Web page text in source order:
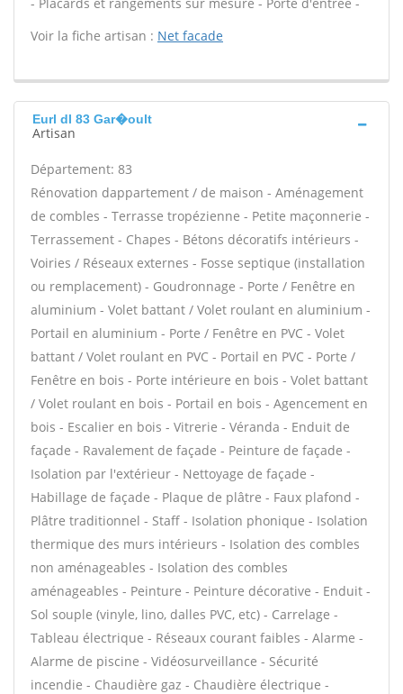
Voir la fiche artisan : Net facade
Eurl dl 83 Gar�oult
Artisan
Département: 83
Rénovation dappartement / de maison - Aménagement
de combles - Terrasse tropézienne - Petite maçonnerie -
Terrassement - Chapes - Bétons décoratifs intérieurs -
Voiries / Réseaux externes - Fosse septique (installation
ou remplacement) - Goudronnage - Porte / Fenêtre en
aluminium - Volet battant / Volet roulant en aluminium -
Portail en aluminium - Porte / Fenêtre en PVC - Volet
battant / Volet roulant en PVC - Portail en PVC - Porte /
Fenêtre en bois - Porte intérieure en bois - Volet battant
/ Volet roulant en bois - Portail en bois - Agencement en
bois - Escalier en bois - Vitrerie - Véranda - Enduit de
façade - Ravalement de façade - Peinture de façade -
Isolation par l'extérieur - Nettoyage de façade -
Habillage de façade - Plaque de plâtre - Faux plafond -
Plâtre traditionnel - Staff - Isolation phonique - Isolation
thermique des murs intérieurs - Isolation des combles
non aménageables - Isolation des combles
aménageables - Peinture - Peinture décorative - Enduit -
Sol souple (vinyle, lino, dalles PVC, etc) - Carrelage -
Tableau électrique - Réseaux courant faibles - Alarme -
Alarme de piscine - Vidéosurveillance - Sécurité
incendie - Chaudière gaz - Chaudière électrique -